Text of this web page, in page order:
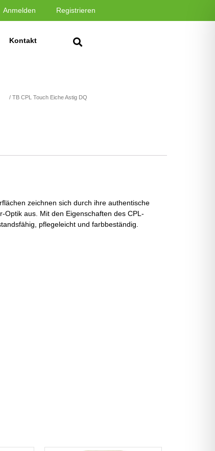
Anmelden Registrieren
Kontakt
/ TB CPL Touch Eiche Astig DQ
zeichnen sich durch ihre authentische
aus. Mit den Eigenschaften des CPL-
pflegeleicht und farbbeständig.